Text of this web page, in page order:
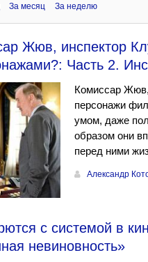
За месяц За неделю
Жюв, инспектор
Часть 2.
Комиссар
персонажи
умом, даже
образом они
перед ними
Александр
с системой в
невиновность»